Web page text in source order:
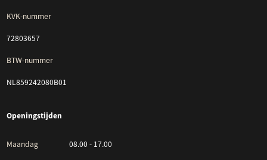
KVK-nummer
72803657
BTW-nummer
NL859242080B01
Openingstijden
Maandag 08.00 - 17.00